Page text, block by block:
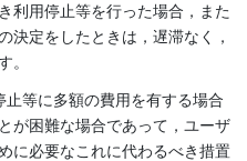
利用停止等を行った場合，また
決定をしたときは，遅滞なく，
。
等に多額の費用を有する場合
が困難な場合であって，ユーザ
に必要なこれに代わるべき措置